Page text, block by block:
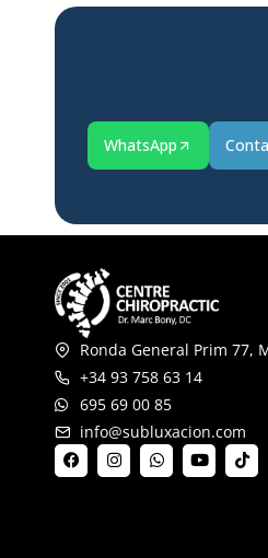
WhatsApp
Ronda General Prim 77,
+34 93 758 63 14
695 69 00 85
info@subluxacion.com